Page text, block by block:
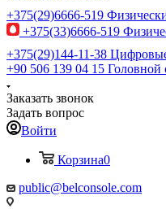
+375(29)6666-519
+375(33)6666-519
+375(29)144-11-38
+90 506 139 04 15 Головной
Заказать звонок
Задать вопрос
Войти
Корзина0
public@belconsole.com